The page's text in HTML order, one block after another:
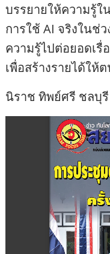
บรรยายให้ความรู้
การใช้ AI จริงในช่
ความรู้ไปต่อยอดเรื่
เพื่อสร้างรายได้ให้
นิราช ทิพย์ศรี ชลบุรี